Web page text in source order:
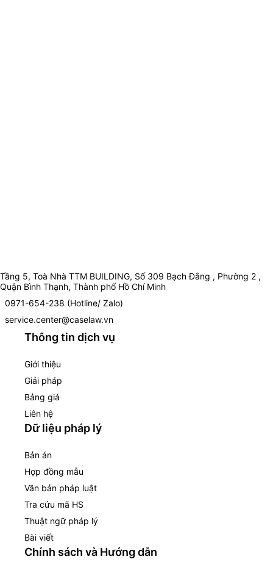
Tầng 5, Toà Nhà TTM BUILDING, Số 309 Bạch Đằng , Phường 2 ,
Quận Bình Thạnh, Thành phố Hồ Chí Minh
0971-654-238 (Hotline/ Zalo)
service.center@caselaw.vn
Thông tin dịch vụ
Giới thiệu
Giải pháp
Bảng giá
Liên hệ
Dữ liệu pháp lý
Bản án
Hợp đồng mẫu
Văn bản pháp luật
Tra cứu mã HS
Thuật ngữ pháp lý
Bài viết
Chính sách và Hướng dẫn